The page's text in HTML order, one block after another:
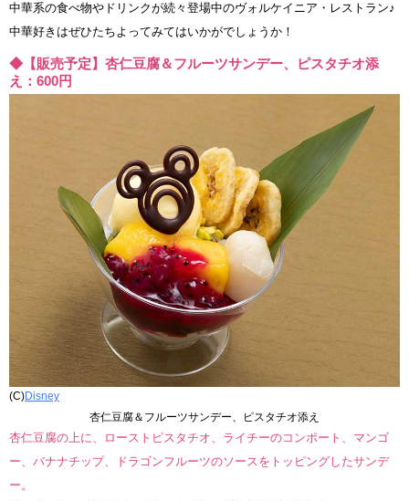
中華系の食べ物やドリンクが続々登場中のヴォルケイニア・レストラン♪
中華好きはぜひたちよってみてはいかがでしょうか！
◆【販売予定】杏仁豆腐＆フルーツサンデー、ピスタチオ添
え：600円
(C)Disney
杏仁豆腐＆フルーツサンデー、ピスタチオ添え
杏仁豆腐の上に、ローストピスタチオ、ライチーのコンポート、マンゴ
ー、バナナチップ、ドラゴンフルーツのソースをトッピングしたサンデ
ー。